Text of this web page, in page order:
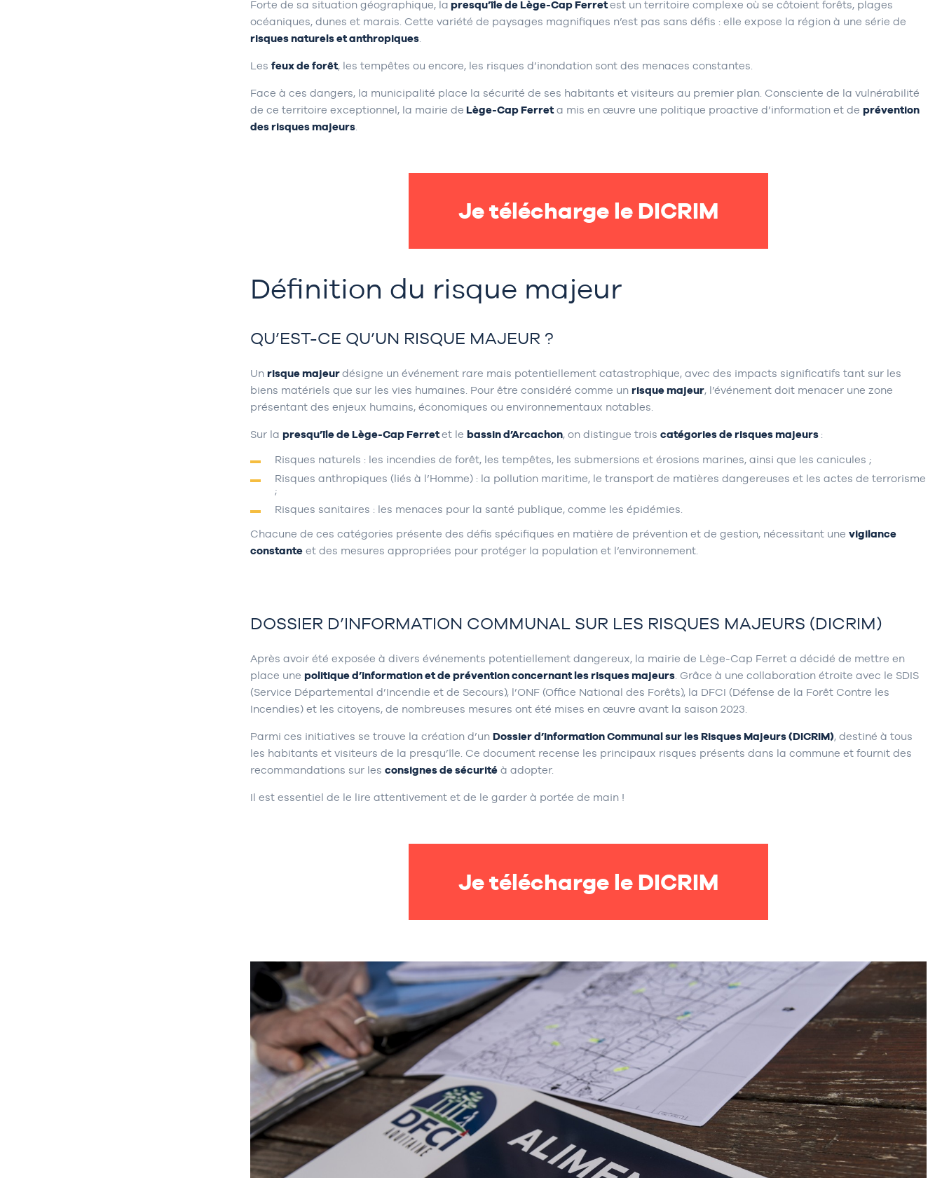
Forte de sa situation géographique, la presqu’île de Lège-Cap Ferretest un territoire complexe où se côtoient forêts, plages
océaniques, dunes et marais. Cette variété de paysages magnifiques n’est pas sans défis : elle expose la région à une série de
risques naturels et anthropiques
Les feux de forêt, les tempêtes ou encore, les risques d’inondation sont des menaces constantes.
Face à ces dangers, la municipalité place la sécurité de ses habitants et visiteurs au premier plan. Consciente de la vulnérabilité
de ce territoire exceptionnel, la mairie de Lège-Cap Ferreta mis en œuvre une politique proactive d’information et de prévention
des risques majeurs
Je télécharge le DICRIM
Définition du risque majeur
QU’EST-CE QU’UN RISQUE MAJEUR ?
Un risque majeurdésigne un événement rare mais potentiellement catastrophique, avec des impacts significatifs tant sur les
biens matériels que sur les vies humaines. Pour être considéré comme un risque majeur, l’événement doit menacer une zone
présentant des enjeux humains, économiques ou environnementaux notables.
Sur la presqu’île de Lège-Cap Ferretet le bassin d’Arcachon, on distingue trois catégories de risques majeurs :
Risques naturels : les incendies de forêt, les tempêtes, les submersions et érosions marines, ainsi que les canicules ;
Risques anthropiques (liés à l’Homme) : la pollution maritime, le transport de matières dangereuses et les actes de terrorisme
;
Risques sanitaires : les menaces pour la santé publique, comme les épidémies.
Chacune de ces catégories présente des défis spécifiques en matière de prévention et de gestion, nécessitant une vigilance
constante et des mesures appropriées pour protéger la population et l’environnement.
DOSSIER D’INFORMATION COMMUNAL SUR LES RISQUES MAJEURS (DICRIM)
Après avoir été exposée à divers événements potentiellement dangereux, la mairie de Lège-Cap Ferret a décidé de mettre en
place une politique d’information et de prévention concernant les risques majeurs . Grâce à une collaboration étroite avec le SDIS
(Service Départemental d’Incendie et de Secours), l’ONF (Office National des Forêts), la DFCI (Défense de la Forêt Contre les
Incendies) et les citoyens, de nombreuses mesures ont été mises en œuvre avant la saison 2023.
Parmi ces initiatives se trouve la création d’un Dossier d’Information Communal sur les Risques Majeurs (DICRIM), destiné à tous
les habitants et visiteurs de la presqu’île. Ce document recense les principaux risques présents dans la commune et fournit des
recommandations sur les consignes de sécurité à adopter.
Il est essentiel de le lire attentivement et de le garder à portée de main !
Je télécharge le DICRIM